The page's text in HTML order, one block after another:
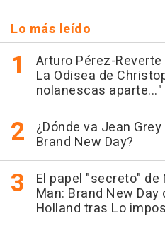
Lo más leído
Arturo Pérez-
La Odisea de
nolanescas aparte..."
¿Dónde va Jean
Brand New Day?
El papel "secreto"
Man: Brand New
Holland tras Lo